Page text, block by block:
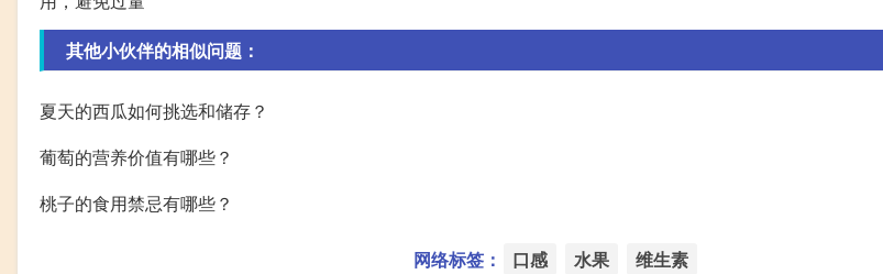
其他小伙伴的相似问题：
夏天的西瓜如何挑选和储存？
葡萄的营养价值有哪些？
桃子的食用禁忌有哪些？
网络标签： 口感 水果 维生素